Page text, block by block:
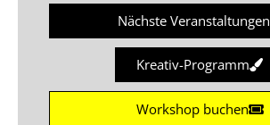
Nächste Veranstaltungen
Kreativ-Programm
Workshop buchen